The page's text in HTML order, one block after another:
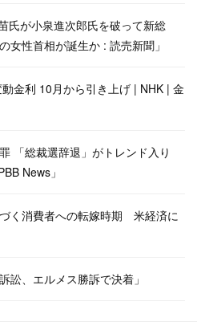
氏が小泉進次郎氏を破って新総
女性首相が誕生か : 読売新聞」
金利 10月から引き上げ | NHK | 金
「総裁選辞退」がトレンド入り
News」
く消費者への転嫁時期 米経済に
訟、エルメス勝訴で決着」